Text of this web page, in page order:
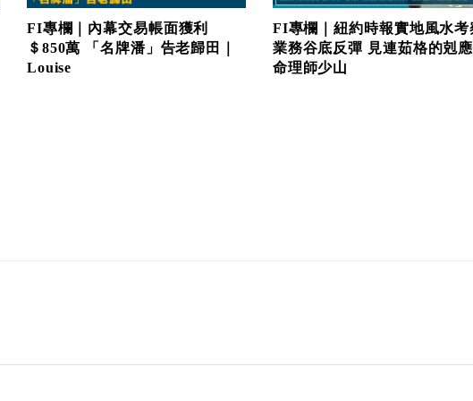
FI專欄｜內幕交易帳面獲利
＄850萬 「名牌潘」告老歸田｜
Louise
FI專欄｜紐約時報實地風水考
業務谷底反彈 見連茹格的剋
命理師少山